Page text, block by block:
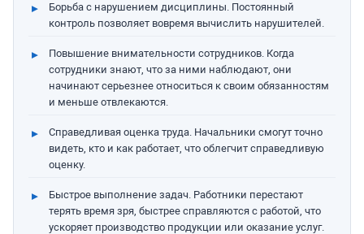
Борьба с нарушением дисциплины. Постоянный
контроль позволяет вовремя вычислить нарушителей.
Повышение внимательности сотрудников. Когда
сотрудники знают, что за ними наблюдают, они
начинают серьезнее относиться к своим обязанностям
и меньше отвлекаются.
Справедливая оценка труда. Начальники смогут точно
видеть, кто и как работает, что облегчит справедливую
оценку.
Быстрое выполнение задач. Работники перестают
терять время зря, быстрее справляются с работой, что
ускоряет производство продукции или оказание услуг.